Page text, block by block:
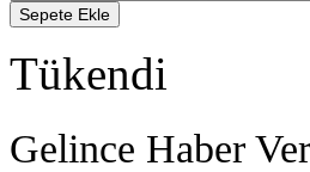
Sepete Ekle
Tükendi
Gelince Haber Ver